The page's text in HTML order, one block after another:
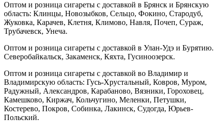
Оптом и розница сигареты с доставкой в Брянск и Брянскую
область: Клинцы, Новозыбков, Сельцо, Фокино, Стародуб,
Жуковка, Карачев, Клетня, Климово, Навля, Почеп, Сураж,
Трубачевск, Унеча.
Оптом и розница сигареты с доставкой в Улан-Удэ и Бурятию.
Северобайкальск, Закаменск, Кяхта, Гусиноозерск.
Оптом и розница сигареты с доставкой во Владимир и
Владимирскую область: Гусь-Хрустальный, Ковров, Муром,
Радужный, Александров, Карабаново, Вязники, Гороховец,
Камешково, Киржач, Кольчугино, Меленки, Петушки,
Костерево, Покров, Собинка, Лакинск, Судогда, Юрьев-
Польский.